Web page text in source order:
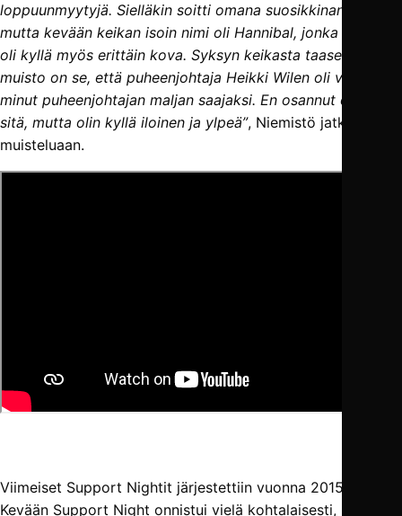
loppuunmyytyjä. Sielläkin soitti omana suosikkinani Vala,
mutta kevään keikan isoin nimi oli Hannibal, jonka keikka
oli kyllä myös erittäin kova. Syksyn keikasta taasen paras
muisto on se, että puheenjohtaja Heikki Wilen oli valinnut
minut puheenjohtajan maljan saajaksi. En osannut odottaa
sitä, mutta olin kyllä iloinen ja ylpeä”, Niemistö jatkaa
muisteluaan.
Viimeiset Support Nightit järjestettiin vuonna 2015 Klubilla.
Kevään Support Night onnistui vielä kohtalaisesti, mutta